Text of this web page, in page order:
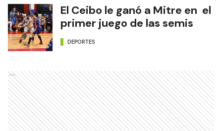
El Ceibo le ganó a Mitre en el
primer juego de las semis
DEPORTES
Ads